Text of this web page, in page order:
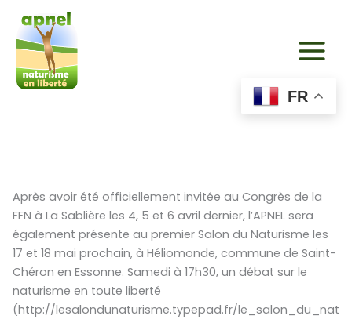
contenu
Après avoir été officiellement invitée au Congrès de la
FFN à La Sablière les 4, 5 et 6 avril dernier, l’APNEL sera
également présente au premier Salon du Naturisme les
17 et 18 mai prochain, à Héliomonde, commune de Saint-
Chéron en Essonne. Samedi à 17h30, un débat sur le
naturisme en toute liberté
(http://lesalondunaturisme.typepad.fr/le_salon_du_nat
FR